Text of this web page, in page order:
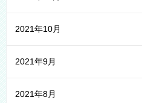
2021年10月
2021年9月
2021年8月